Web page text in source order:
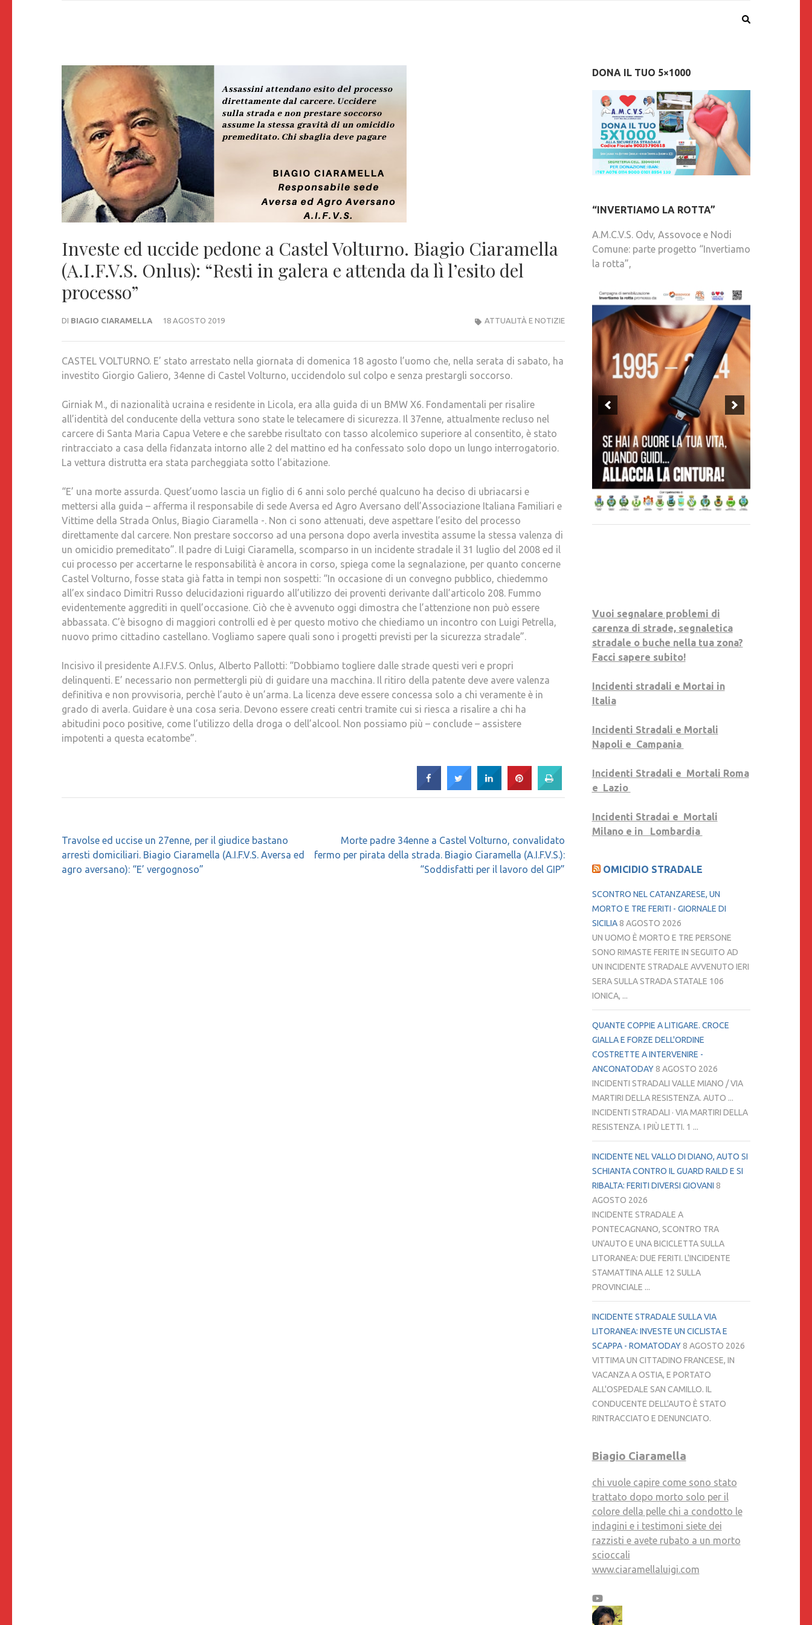
Investe ed uccide pedone a Castel Volturno. Biagio Ciaramella
(A.I.F.V.S. Onlus): “Resti in galera e attenda da lì l’esito del
processo”
DI BIAGIO CIARAMELLA 18 AGOSTO 2019 ATTUALITÀ E NOTIZIE
CASTEL VOLTURNO. E’ stato arrestato nella giornata di domenica 18 agosto l’uomo che, nella serata di sabato, ha
investito Giorgio Galiero, 34enne di Castel Volturno, uccidendolo sul colpo e senza prestargli soccorso.
Girniak M., di nazionalità ucraina e residente in Licola, era alla guida di un BMW X6. Fondamentali per risalire
all’identità del conducente della vettura sono state le telecamere di sicurezza. Il 37enne, attualmente recluso nel
carcere di Santa Maria Capua Vetere e che sarebbe risultato con tasso alcolemico superiore al consentito, è stato
rintracciato a casa della fidanzata intorno alle 2 del mattino ed ha confessato solo dopo un lungo interrogatorio.
La vettura distrutta era stata parcheggiata sotto l’abitazione.
“E’ una morte assurda. Quest’uomo lascia un figlio di 6 anni solo perché qualcuno ha deciso di ubriacarsi e
mettersi alla guida – afferma il responsabile di sede Aversa ed Agro Aversano dell’Associazione Italiana Familiari e
Vittime della Strada Onlus, Biagio Ciaramella -. Non ci sono attenuati, deve aspettare l’esito del processo
direttamente dal carcere. Non prestare soccorso ad una persona dopo averla investita assume la stessa valenza di
un omicidio premeditato”. Il padre di Luigi Ciaramella, scomparso in un incidente stradale il 31 luglio del 2008 ed il
cui processo per accertarne le responsabilità è ancora in corso, spiega come la segnalazione, per quanto concerne
Castel Volturno, fosse stata già fatta in tempi non sospetti: “In occasione di un convegno pubblico, chiedemmo
all’ex sindaco Dimitri Russo delucidazioni riguardo all’utilizzo dei proventi derivante dall’articolo 208. Fummo
evidentemente aggrediti in quell’occasione. Ciò che è avvenuto oggi dimostra che l’attenzione non può essere
abbassata. C’è bisogno di maggiori controlli ed è per questo motivo che chiediamo un incontro con Luigi Petrella,
nuovo primo cittadino castellano. Vogliamo sapere quali sono i progetti previsti per la sicurezza stradale”.
Incisivo il presidente A.I.F.V.S. Onlus, Alberto Pallotti: “Dobbiamo togliere dalle strade questi veri e propri
delinquenti. E’ necessario non permettergli più di guidare una macchina. Il ritiro della patente deve avere valenza
definitiva e non provvisoria, perchè l’auto è un’arma. La licenza deve essere concessa solo a chi veramente è in
grado di averla. Guidare è una cosa seria. Devono essere creati centri tramite cui si riesca a risalire a chi ha
abitudini poco positive, come l’utilizzo della droga o dell’alcool. Non possiamo più – conclude – assistere
impotenti a questa ecatombe”.
Navigazione
articoli
Travolse ed uccise un 27enne, per il giudice bastano
arresti domiciliari. Biagio Ciaramella (A.I.F.V.S. Aversa ed
agro aversano): “E’ vergognoso”
Morte padre 34enne a Castel Volturno, convalidato
fermo per pirata della strada. Biagio Ciaramella (A.I.F.V.S.):
“Soddisfatti per il lavoro del GIP”
DONA IL TUO 5×1000
“INVERTIAMO LA ROTTA”
A.M.C.V.S. Odv, Assovoce e Nodi
Comune: parte progetto “Invertiamo
la rotta”,
Vuoi segnalare problemi di
carenza di strade, segnaletica
stradale o buche nella tua zona?
Facci sapere subito!
Incidenti stradali e Mortai in
Italia
Incidenti Stradali e Mortali
Napoli e Campania
Incidenti Stradali e Mortali Roma
e Lazio
Incidenti Stradai e Mortali
Milano e in Lombardia
OMICIDIO STRADALE
SCONTRO NEL CATANZARESE, UN
MORTO E TRE FERITI - GIORNALE DI
SICILIA 8 AGOSTO 2026
UN UOMO È MORTO E TRE PERSONE
SONO RIMASTE FERITE IN SEGUITO AD
UN INCIDENTE STRADALE AVVENUTO IERI
SERA SULLA STRADA STATALE 106
IONICA, ...
QUANTE COPPIE A LITIGARE. CROCE
GIALLA E FORZE DELL'ORDINE
COSTRETTE A INTERVENIRE -
ANCONATODAY 8 AGOSTO 2026
INCIDENTI STRADALI VALLE MIANO / VIA
MARTIRI DELLA RESISTENZA. AUTO ...
INCIDENTI STRADALI · VIA MARTIRI DELLA
RESISTENZA. I PIÙ LETTI. 1 ...
INCIDENTE NEL VALLO DI DIANO, AUTO SI
SCHIANTA CONTRO IL GUARD RAILD E SI
RIBALTA: FERITI DIVERSI GIOVANI 8
AGOSTO 2026
INCIDENTE STRADALE A
PONTECAGNANO, SCONTRO TRA
UN'AUTO E UNA BICICLETTA SULLA
LITORANEA: DUE FERITI. L'INCIDENTE
STAMATTINA ALLE 12 SULLA
PROVINCIALE ...
INCIDENTE STRADALE SULLA VIA
LITORANEA: INVESTE UN CICLISTA E
SCAPPA - ROMATODAY 8 AGOSTO 2026
VITTIMA UN CITTADINO FRANCESE, IN
VACANZA A OSTIA, E PORTATO
ALL'OSPEDALE SAN CAMILLO. IL
CONDUCENTE DELL'AUTO È STATO
RINTRACCIATO E DENUNCIATO.
Biagio Ciaramella
chi vuole capire come sono stato
trattato dopo morto solo per il
colore della pelle chi a condotto le
indagini e i testimoni siete dei
razzisti e avete rubato a un morto
scioccali
www.ciaramellaluigi.com